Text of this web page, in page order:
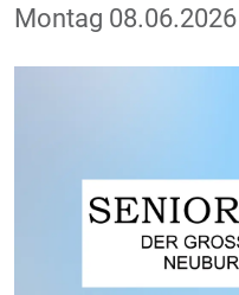
Montag 08.06.2026